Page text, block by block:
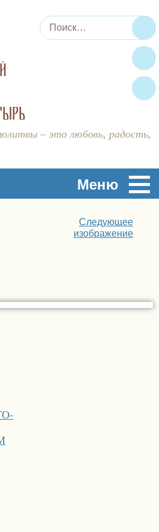
– это любовь, радость,
Искать:
Меню
Следующее
изображение